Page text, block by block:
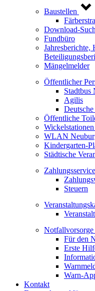
Baustellen
Download-
Fundbüro
Jahresberichte,
Mängelmelder
Öffentlicher
Stadtbus
Agilis
Öffentliche
WLAN
Kindergarten-
Städtische
Steuern
Für den
Erste
Warn-
Kontakt